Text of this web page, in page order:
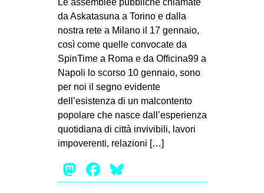
MOBILITAZIONI
SPAZI
SPORT POPOLARE
MOVIMENTI
AMBIENTE
ANTIFASCISMO
DIRITTO ALL’ABITARE
GENERI
MIGRAZIONI
Le assemblee pubbliche chiamate
da Askatasuna a Torino e dalla
nostra rete a Milano il 17 gennaio,
così come quelle convocate da
SpinTime a Roma e da Officina99 a
Napoli lo scorso 10 gennaio, sono
per noi il segno evidente
dell’esistenza di un malcontento
popolare che nasce dall’esperienza
quotidiana di città invivibili, lavori
impoverenti, relazioni […]
Mastodon
Facebook